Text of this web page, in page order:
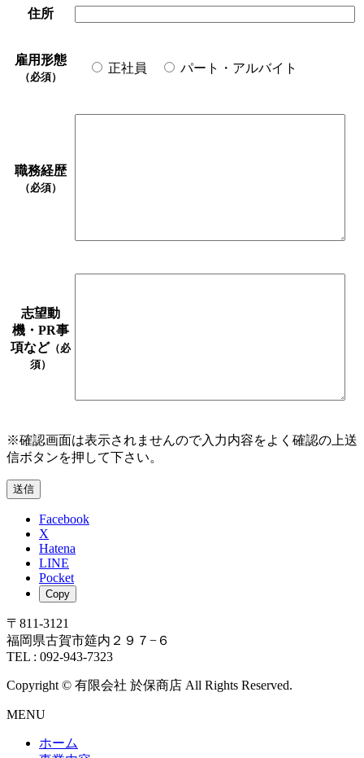
住所
雇用形態
（必須）
正社員 パート・アルバイト
職務経歴
（必須）
志望動
機・PR事
項など（必
須）
※確認画面は表示されませんので入力内容をよく確認の上送
信ボタンを押して下さい。
Facebook
X
Hatena
LINE
Pocket
Copy
〒811-3121
福岡県古賀市筵内２９７−６
TEL : 092-943-7323
Copyright © 有限会社 於保商店 All Rights Reserved.
MENU
ホーム